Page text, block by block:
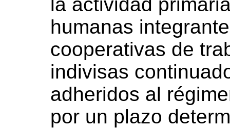
humanas
cooperativas de
indivisas
adheridos al
por un plazo